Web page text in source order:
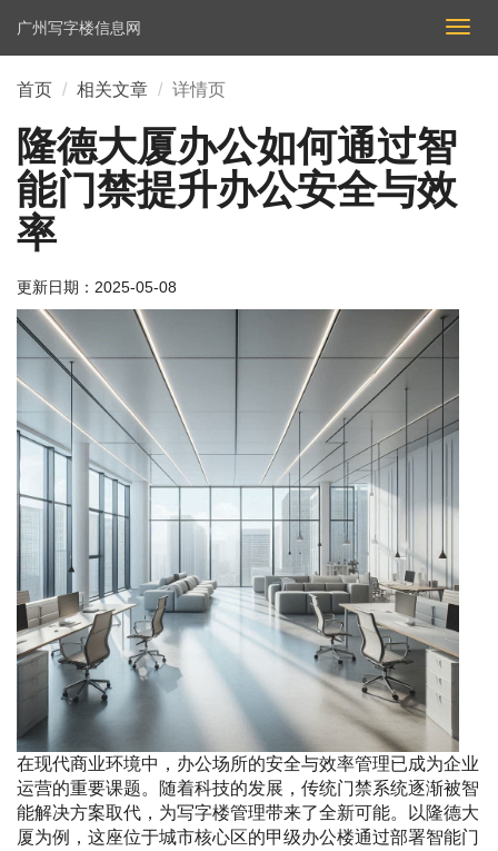
切
换
广州写字楼信息网
首页 相关文章 详情页
隆德大厦办公如何通过智
能门禁提升办公安全与效
率
更新日期： 2025-05-08
在现代商业环境中，办公场所的安全与效率管理已成为企业
运营的重要课题。随着科技的发展，传统门禁系统逐渐被智
能解决方案取代，为写字楼管理带来了全新可能。以隆德大
厦为例，这座位于城市核心区的甲级办公楼通过部署智能门